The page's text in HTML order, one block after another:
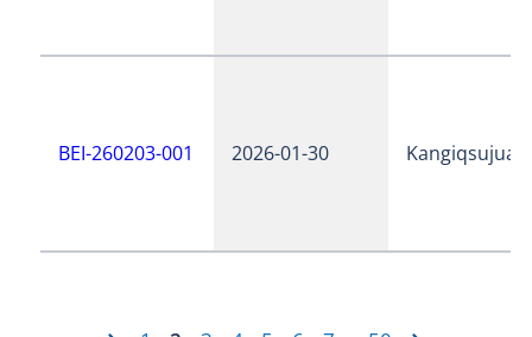
BEI-260203-001 2026-01-30 Kangiqsujuaq